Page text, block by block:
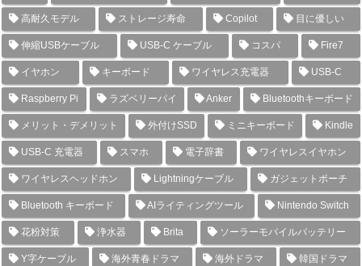
高耐久モデル ストレージ寿命 Copilot 目に優しい
伸縮USBケーブル USB-C ケーブル コスパ Fire7
イヤホン キーボード ワイヤレス充電器 USB-C
Raspberry Pi ラズベリーパイ Anker Bluetoothキーボード
メリット・デメリット 外付けSSD ミニキーボード Kindle
USB-C 充電器 スマホ 電子辞書 ワイヤレスイヤホン
ワイヤレスヘッドホン Lightningケーブル ガジェットポーチ
Bluetooth キーボード AIライティングツール Nintendo Switch
花粉対策 浄水器 Brita ソーラーモバイルバッテリー
Y字ケーブル 海外青春ドラマ 海外ドラマ 韓国ドラマ